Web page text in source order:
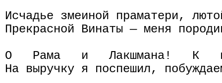
Исчадье змеиной праматери,
Прекрасной Винаты — меня
О   Рама   и   Лакшмана!   К
На выручку я поспешил,